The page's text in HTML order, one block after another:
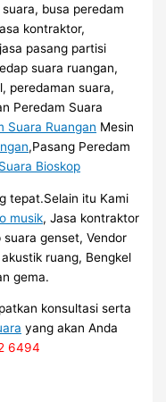
busa peredam
kontraktor,
pasang partisi
suara ruangan,
peredaman suara,
Peredam Suara
Suara Ruangan Mesin
,Pasang Peredam
Bioskop
tepat.Selain itu Kami
musik, Jasa kontraktor
genset, Vendor
ruang, Bengkel
gema.
konsultasi serta
yang akan Anda
6494